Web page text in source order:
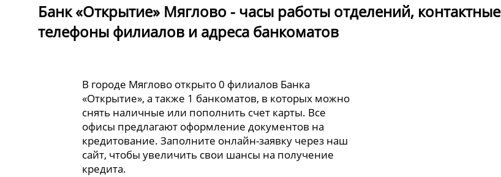
Банк «Открытие» Мяглово - часы работы отделений, контактные
телефоны филиалов и адреса банкоматов
В городе Мяглово открыто 0 филиалов Банка
«Открытие», а также 1 банкоматов, в которых можно
снять наличные или пополнить счет карты. Все
офисы предлагают оформление документов на
кредитование. Заполните онлайн-заявку через наш
сайт, чтобы увеличить свои шансы на получение
кредита.